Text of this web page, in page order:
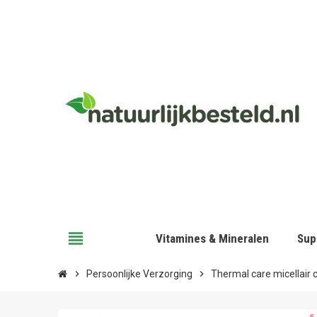
view_headline Vitamines & Mineralen
chevron_right Persoonlijke Verzorging chevron_right Thermal care micellair